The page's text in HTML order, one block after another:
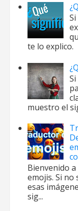
te lo explico.
muestro el
Bienvenido
emojis. Si
esas
sig...